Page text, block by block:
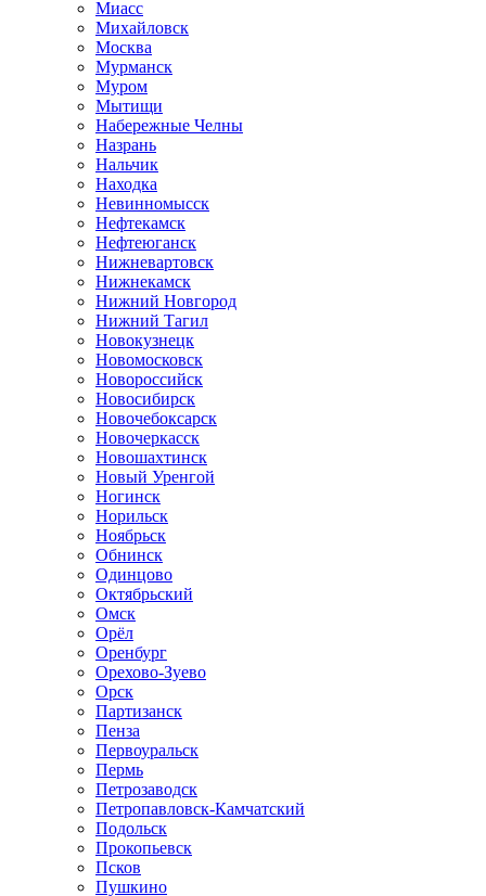
Миасс
Михайловск
Москва
Мурманск
Муром
Мытищи
Набережные Челны
Назрань
Нальчик
Находка
Невинномысск
Нефтекамск
Нефтеюганск
Нижневартовск
Нижнекамск
Нижний Новгород
Нижний Тагил
Новокузнецк
Новомосковск
Новороссийск
Новосибирск
Новочебоксарск
Новочеркасск
Новошахтинск
Новый Уренгой
Ногинск
Норильск
Ноябрьск
Обнинск
Одинцово
Октябрьский
Омск
Орёл
Оренбург
Орехово-Зуево
Орск
Партизанск
Пенза
Первоуральск
Пермь
Петрозаводск
Петропавловск-Камчатский
Подольск
Прокопьевск
Псков
Пушкино